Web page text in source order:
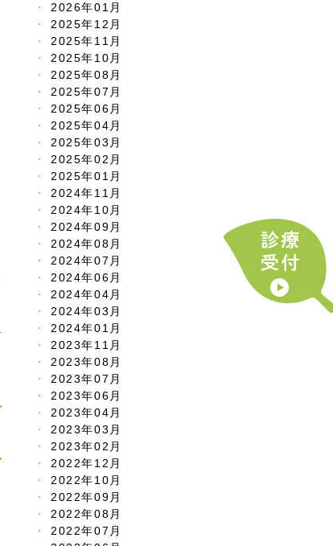
2026年01月
2025年12月
2025年11月
2025年10月
2025年08月
2025年07月
2025年06月
2025年04月
2025年03月
2025年02月
2025年01月
2024年11月
2024年10月
2024年09月
2024年08月
2024年07月
2024年06月
2024年04月
2024年03月
2024年01月
2023年11月
2023年08月
2023年07月
2023年06月
2023年04月
2023年03月
2023年02月
2022年12月
2022年10月
2022年09月
2022年08月
2022年07月